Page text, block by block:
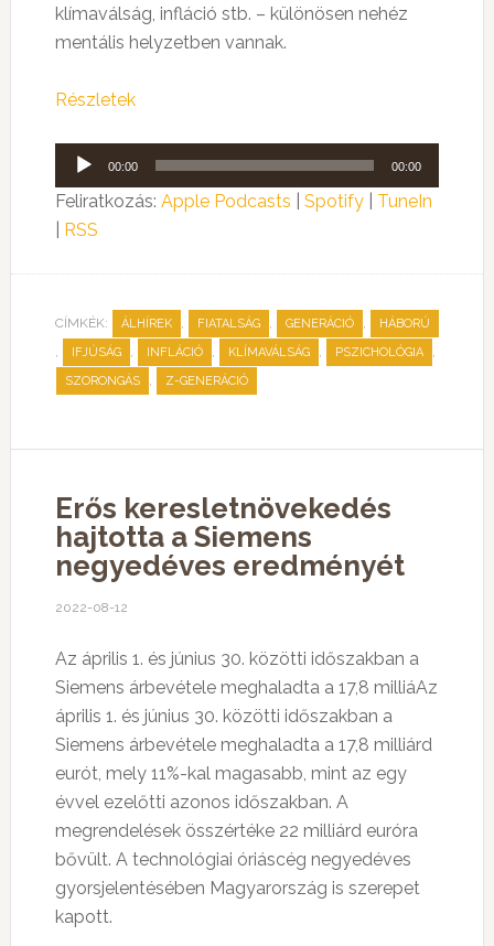
klímaválság, infláció stb. – különösen nehéz
mentális helyzetben vannak.
Részletek
Audió
lejátszó
00:00 00:00
Feliratkozás: Apple Podcasts Spotify| TuneIn
RSS
CÍMKÉK: ÁLHÍREK , FIATALSÁG , GENERÁCIÓ , HÁBORÚ
, IFJÚSÁG , INFLÁCIÓ , KLÍMAVÁLSÁG , PSZICHOLÓGIA ,
SZORONGÁS , Z-GENERÁCIÓ
Erős keresletnövekedés
hajtotta a Siemens
negyedéves eredményét
2022-08-12
Az április 1. és június 30. közötti időszakban a
Siemens árbevétele meghaladta a 17,8 milliáAz
április 1. és június 30. közötti időszakban a
Siemens árbevétele meghaladta a 17,8 milliárd
eurót, mely 11%-kal magasabb, mint az egy
évvel ezelőtti azonos időszakban. A
megrendelések összértéke 22 milliárd euróra
bővült. A technológiai óriáscég negyedéves
gyorsjelentésében Magyarország is szerepet
kapott.